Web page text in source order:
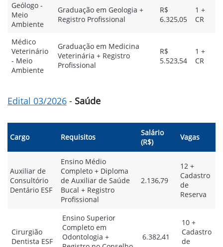
Geólogo -
Meio
Ambiente
Graduação em Geologia +
Registro Profissional
R$
6.325,05
1 +
CR
Médico
Veterinário
- Meio
Ambiente
Graduação em Medicina
Veterinária + Registro
Profissional
R$
5.523,54
1 +
CR
Edital 03/2026 - Saúde
Cargo Requisitos
Salário
(R$)
Vagas
Auxiliar de
Consultório
Dentário ESF
Ensino Médio
Completo + Diploma
de Auxiliar de Saúde
Bucal + Registro
Profissional
2.136,79
12 +
Cadastro
de
Reserva
Cirurgião
Dentista ESF
Ensino Superior
Completo em
Odontologia +
6.382,41
10 +
Cadastro
de